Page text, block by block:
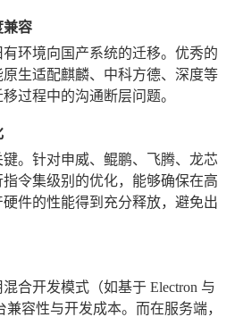
容
环境向国产系统的迁移。优秀的
生适配麒麟、中科方德、深度等
过程中的沟通断层问题。
。针对申威、鲲鹏、飞腾、龙芯
令集级别的优化，能够确保在高
件的性能得到充分释放，避免出
合开发模式（如基于 Electron 与
兼容性与开发成本。而在服务端，